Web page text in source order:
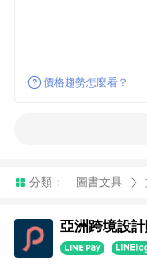
價格趨勢怎麼看？
分類： 圖書文具
亞洲跨境設